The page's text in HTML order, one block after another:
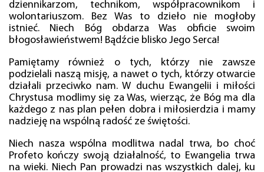
dziennikarzom, technikom, współpracownikom i
wolontariuszom. Bez Was to dzieło nie mogłoby
istnieć. Niech Bóg obdarza Was obficie swoim
błogosławieństwem! Bądźcie blisko Jego Serca!
Pamiętamy również o tych, którzy nie zawsze
podzielali naszą misję, a nawet o tych, którzy otwarcie
działali przeciwko nam. W duchu Ewangelii i miłości
Chrystusa modlimy się za Was, wierząc, że Bóg ma dla
każdego z nas plan pełen dobra i miłosierdzia i mamy
nadzieję na wspólną radość ze świętości.
Niech nasza wspólna modlitwa nadal trwa, bo choć
Profeto kończy swoją działalność, to Ewangelia trwa
na wieki. Niech Pan prowadzi nas wszystkich dalej, ku